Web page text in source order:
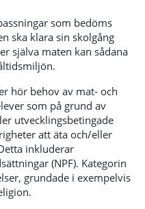
som bedöms
ska klara sin skolgång
själva maten kan sådana
hör behov av mat- och
som på grund av
utvecklingsbetingade
att äta och/eller
inkluderar
(NPF). Kategorin
grundade i exempelvis